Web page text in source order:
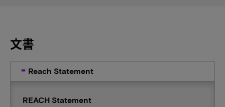
文書
Reach Statement
REACH Statement